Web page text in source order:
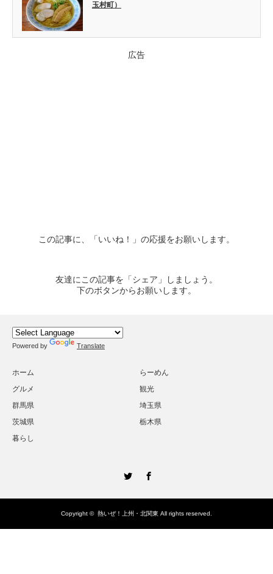
玉村町）
広告
この記事に、「いいね！」の応援をお願いします。
友達にこの記事を「シェア」しましょう。
下のボタンからお願いします。
Powered by Translate
ホーム
らーめん
グルメ
観光
群馬県
埼玉県
茨城県
栃木県
暮らし
Copyright © 熱いぜ！上州・北関東 All rights reserved.